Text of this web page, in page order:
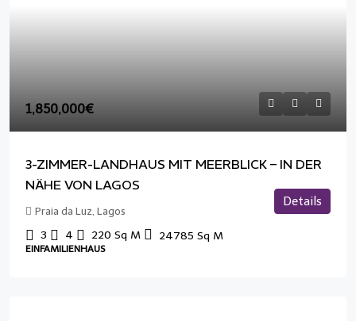
1,850,000€
3-ZIMMER-LANDHAUS MIT MEERBLICK – IN DER
NÄHE VON LAGOS
Praia da Luz, Lagos
3 4 220 Sq M 24785 Sq M
EINFAMILIENHAUS
Details